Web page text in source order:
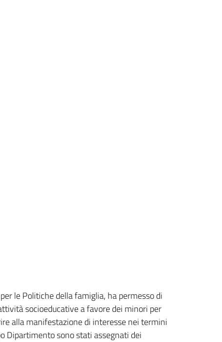
le Politiche della famiglia, ha permesso di
socioeducative a favore dei minori per
alla manifestazione di interesse nei termini
Dipartimento sono stati assegnati dei